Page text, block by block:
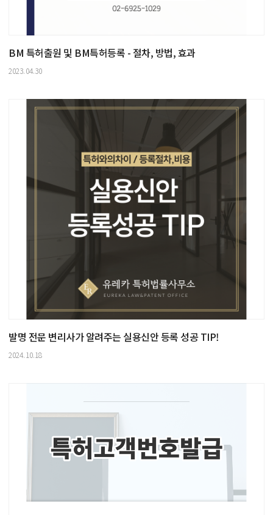
BM 특허출원 및 BM특허등록 - 절차, 방법, 효과
2023.04.30
발명 전문 변리사가 알려주는 실용신안 등록 성공 TIP!
2024.10.18